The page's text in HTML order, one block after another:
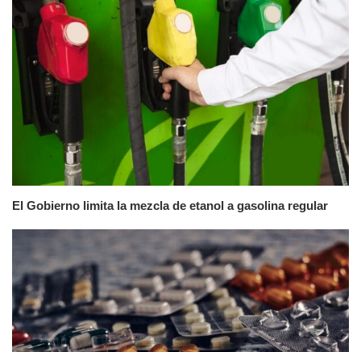
El Gobierno limita la mezcla de etanol a gasolina regular